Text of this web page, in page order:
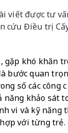
viết được tư
cứu Điều trị
gặp khó khăn
bước quan
số các công
năng khảo sát
vi và kỹ
với từng trẻ.